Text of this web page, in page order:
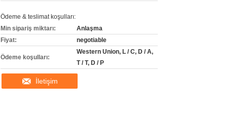
Ödeme & teslimat koşulları:
Min sipariş miktarı:
Anlaşma
Fiyat:
negotiable
Ödeme koşulları:
Western Union, L / C, D / A,
T / T, D / P
İletişim